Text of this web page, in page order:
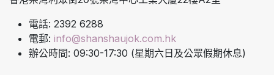
電話: 2392 6288
電郵: info@shanshaujok.com.hk
辦公時間: 09:30-17:30 (星期六日及公眾假期休息)